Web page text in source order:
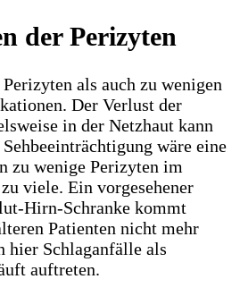
der Perizyten
als auch zu wenigen
Der Verlust der
in der Netzhaut kann
wäre eine
zu wenige Perizyten im
viele. Ein vorgesehener
Hirn-Schranke kommt
Patienten nicht mehr
hier Schlaganfälle als
auftreten.